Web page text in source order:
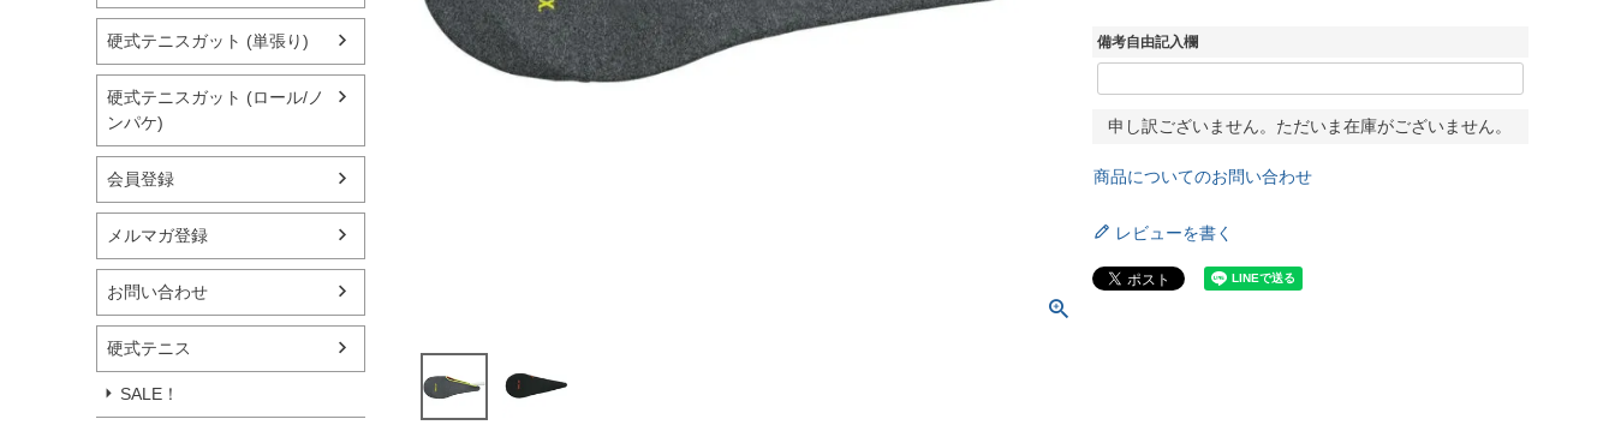
硬式テニスガット (単張り)
硬式テニスガット (ロール/ノ
ンパケ)
会員登録
メルマガ登録
お問い合わせ
硬式テニス
SALE！
備考自由記入欄
申し訳ございません。ただいま在庫がございません。
商品についてのお問い合わせ
レビューを書く